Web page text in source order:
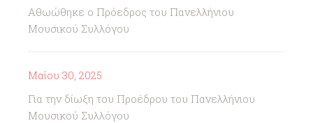
Αθωώθηκε ο Πρόεδρος του Πανελλήνιου
Μουσικού Συλλόγου
Μαΐου 30, 2025
Για την δίωξη του Προέδρου του Πανελλήνιου
Μουσικού Συλλόγου